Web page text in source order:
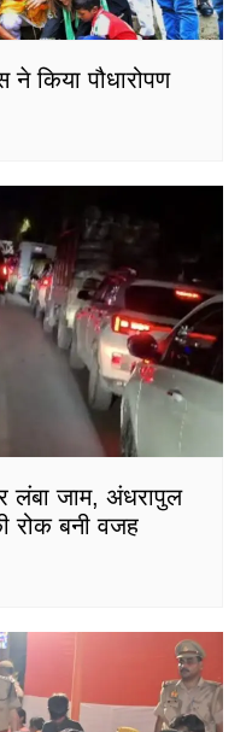
किया पौधारोपण
लंबा जाम, अंधरापुल
रोक बनी वजह